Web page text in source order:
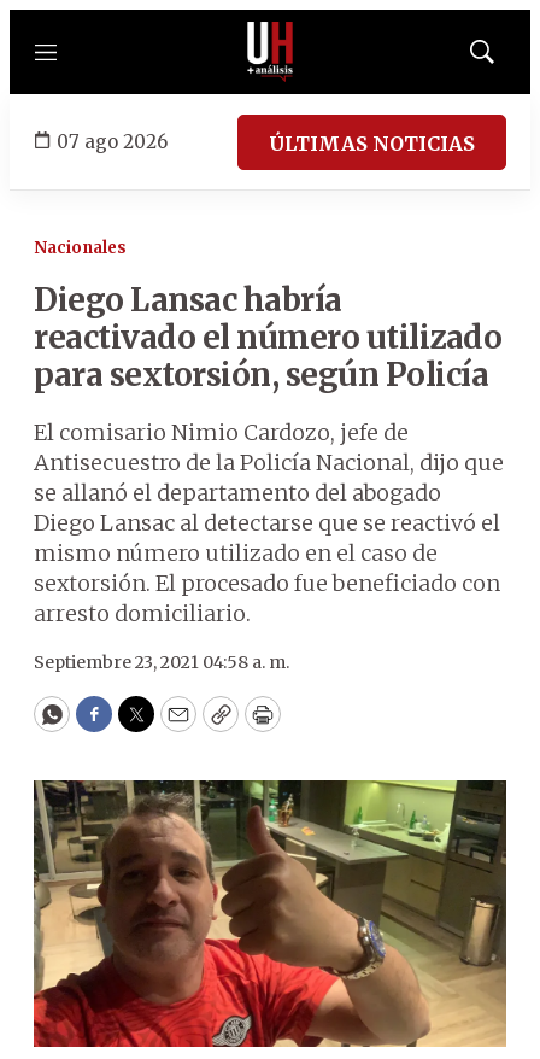
Menú
Mostrar
07 ago 2026 ÚLTIMAS NOTICIAS
Nacionales
Diego Lansac habría
reactivado el número utilizado
para sextorsión, según Policía
El comisario Nimio Cardozo, jefe de
Antisecuestro de la Policía Nacional, dijo que
se allanó el departamento del abogado
Diego Lansac al detectarse que se reactivó el
mismo número utilizado en el caso de
sextorsión. El procesado fue beneficiado con
arresto domiciliario.
Septiembre 23, 2021 04:58 a. m.
WhatsApp
Facebook
Twitter
EmailCopyPrint